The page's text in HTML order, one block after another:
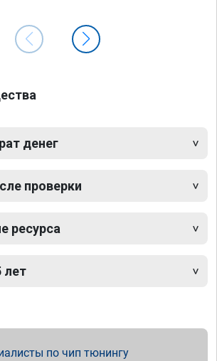
денег
проверки
ресурса
лет
по чип тюнингу